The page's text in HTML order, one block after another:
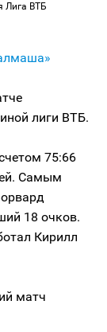
Лига ВТБ
лиги ВТБ.
75:66
Самым
18 очков.
Кирилл
матч